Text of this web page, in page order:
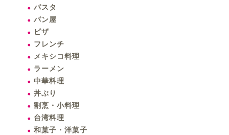
パスタ
パン屋
ピザ
フレンチ
メキシコ料理
ラーメン
中華料理
丼ぶり
割烹・小料理
台湾料理
和菓子・洋菓子